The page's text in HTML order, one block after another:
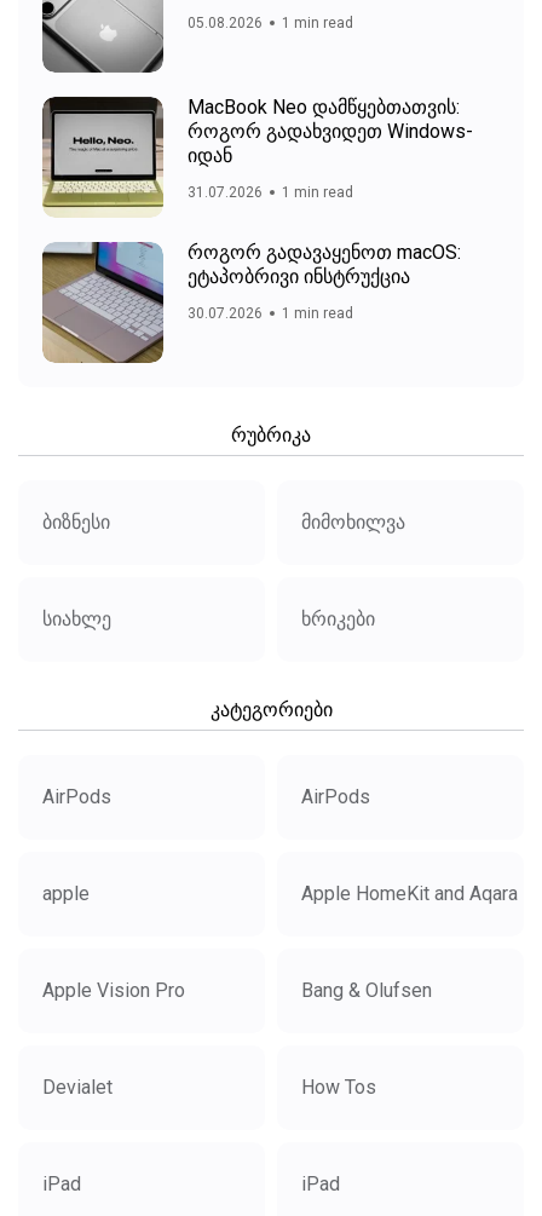
05.08.2026 1 min read
MacBook Neo დამწყებთათვის:
როგორ გადახვიდეთ Windows-
იდან
31.07.2026 1 min read
როგორ გადავაყენოთ macOS:
ეტაპობრივი ინსტრუქცია
30.07.2026 1 min read
რუბრიკა
ბიზნესი მიმოხილვა
სიახლე ხრიკები
კატეგორიები
AirPods AirPods
apple Apple HomeKit and Aqara
Apple Vision Pro Bang & Olufsen
Devialet How Tos
iPad iPad